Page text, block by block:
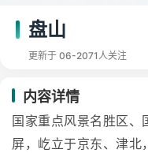
盘山
更新于 06-2071人关注
内容详情
国家重点风景名胜区
屏，屹立于京东、津北